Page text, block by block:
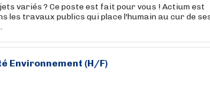
variés ? Ce poste est fait pour vous ! Actium est
les travaux publics qui place l'humain au cur de
Environnement (H/F)